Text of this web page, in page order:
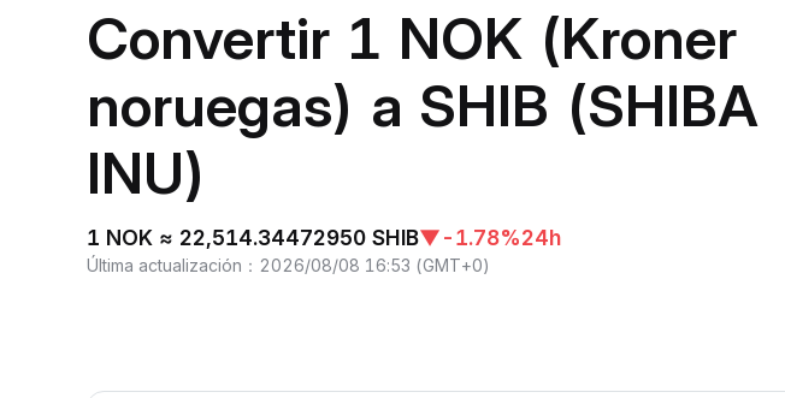
Convertir 1 NOK (Kroner
noruegas) a SHIB (SHIBA
INU)
1 NOK ≈ 22,514.34472950 SHIB▼-1.78%24h
Última actualización ： 2026/08/08 16:53 (GMT+0)